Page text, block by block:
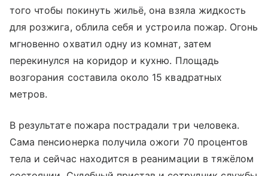
того чтобы покинуть жильё, она взяла жидкость
для розжига, облила себя и устроила пожар. Огонь
мгновенно охватил одну из комнат, затем
перекинулся на коридор и кухню. Площадь
возгорания составила около 15 квадратных
метров.
В результате пожара пострадали три человека.
Сама пенсионерка получила ожоги 70 процентов
тела и сейчас находится в реанимации в тяжёлом